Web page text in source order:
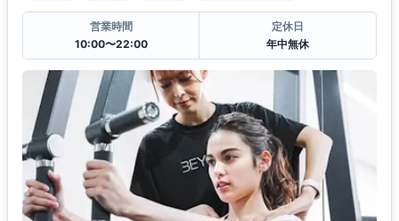
営業時間
10:00〜22:00
定休日
年中無休